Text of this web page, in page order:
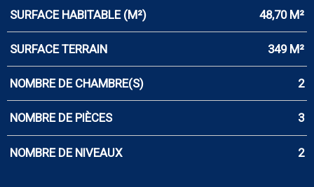
SURFACE HABITABLE (M²) 48,70 M²
SURFACE TERRAIN 349 M²
NOMBRE DE CHAMBRE(S) 2
NOMBRE DE PIÈCES 3
NOMBRE DE NIVEAUX 2